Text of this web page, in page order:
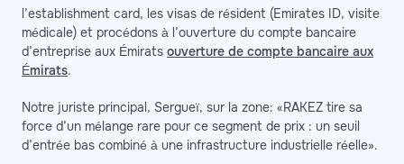
l’establishment card, les visas de résident (Emirates ID, visite
médicale) et procédons à l’ouverture du compte bancaire
d’entreprise aux Émirats ouverture de compte bancaire aux
Émirats.
Notre juriste principal, Sergueï, sur la zone: «RAKEZ tire sa
force d’un mélange rare pour ce segment de prix : un seuil
d’entrée bas combiné à une infrastructure industrielle réelle».